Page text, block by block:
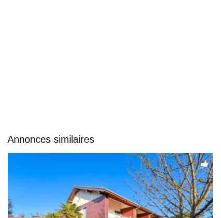
Annonces similaires